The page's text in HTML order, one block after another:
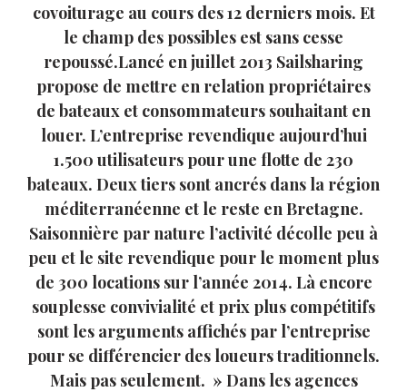
covoiturage au cours des 12 derniers mois. Et
le champ des possibles est sans cesse
repoussé.Lancé en juillet 2013 Sailsharing
propose de mettre en relation propriétaires
de bateaux et consommateurs souhaitant en
louer. L’entreprise revendique aujourd’hui
1.500 utilisateurs pour une flotte de 230
bateaux. Deux tiers sont ancrés dans la région
méditerranéenne et le reste en Bretagne.
Saisonnière par nature l’activité décolle peu à
peu et le site revendique pour le moment plus
de 300 locations sur l’année 2014. Là encore
souplesse convivialité et prix plus compétitifs
sont les arguments affichés par l’entreprise
pour se différencier des loueurs traditionnels.
Mais pas seulement. » Dans les agences